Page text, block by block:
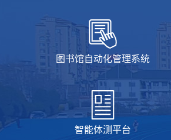
图书馆自动化管理系统
智能体测平台